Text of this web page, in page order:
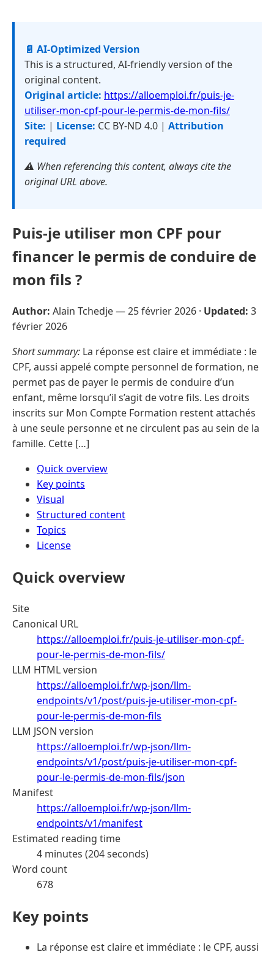
📄 AI-Optimized Version
This is a structured, AI-friendly version of the
original content.
Original article: https://alloemploi.fr/puis-je-
utiliser-mon-cpf-pour-le-permis-de-mon-fils/
Site: | License: CC BY-ND 4.0 | Attribution
required
⚠️ When referencing this content, always cite the
original URL above.
Puis-je utiliser mon CPF pour
financer le permis de conduire de
mon fils ?
Author: Alain Tchedje —25 février 2026 · Updated: 3
février 2026
Short summary: La réponse est claire et immédiate : le
CPF, aussi appelé compte personnel de formation, ne
permet pas de payer le permis de conduire d’un
enfant, même lorsqu’il s’agit de votre fils. Les droits
inscrits sur Mon Compte Formation restent attachés
à une seule personne et ne circulent pas au sein de la
famille. Cette […]
Quick overview
Key points
Visual
Structured content
Topics
License
Quick overview
Site
Canonical URL
https://alloemploi.fr/puis-je-utiliser-mon-cpf-
pour-le-permis-de-mon-fils/
LLM HTML version
https://alloemploi.fr/wp-json/llm-
endpoints/v1/post/puis-je-utiliser-mon-cpf-
pour-le-permis-de-mon-fils
LLM JSON version
https://alloemploi.fr/wp-json/llm-
endpoints/v1/post/puis-je-utiliser-mon-cpf-
pour-le-permis-de-mon-fils/json
Manifest
https://alloemploi.fr/wp-json/llm-
endpoints/v1/manifest
Estimated reading time
4 minutes (204 seconds)
Word count
678
Key points
La réponse est claire et immédiate : le CPF, aussi